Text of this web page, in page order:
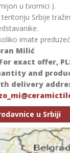
u tvornici ).
teritoriju Srbije
imate
Milić
For exact offer,
and
delivery
u Srbiji